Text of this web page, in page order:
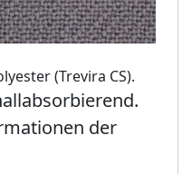
(Trevira CS).
der